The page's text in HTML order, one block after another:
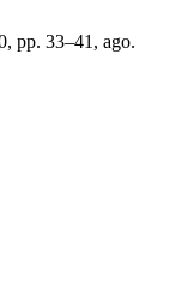
pp. 33–41, ago.